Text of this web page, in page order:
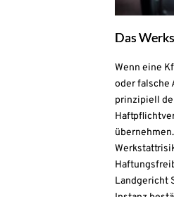
Das
Wenn eine
oder falsche
prinzipiell
Landgericht